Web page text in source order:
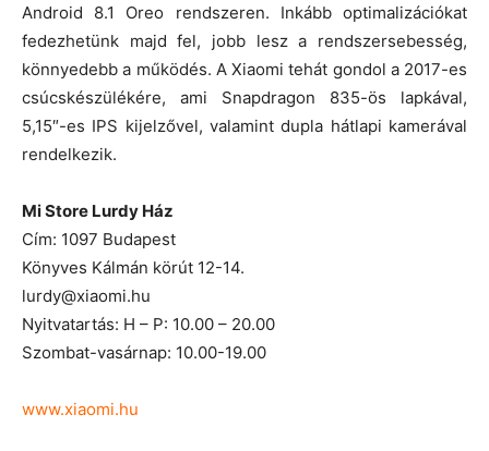
Android 8.1 Oreo rendszeren. Inkább optimalizációkat
fedezhetünk majd fel, jobb lesz a rendszersebesség,
könnyedebb a működés. A Xiaomi tehát gondol a 2017-es
csúcskészülékére, ami Snapdragon 835-ös lapkával,
5,15″-es IPS kijelzővel, valamint dupla hátlapi kamerával
rendelkezik.
Mi Store Lurdy Ház
Cím: 1097 Budapest
Könyves Kálmán körút 12-14.
lurdy@xiaomi.hu
Nyitvatartás: H – P: 10.00 – 20.00
Szombat-vasárnap: 10.00-19.00
www.xiaomi.hu